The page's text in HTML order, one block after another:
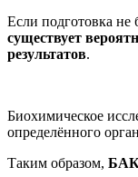
Если подготовка
существует
результатов.
Биохимическое
определённого
Таким образом, БАК